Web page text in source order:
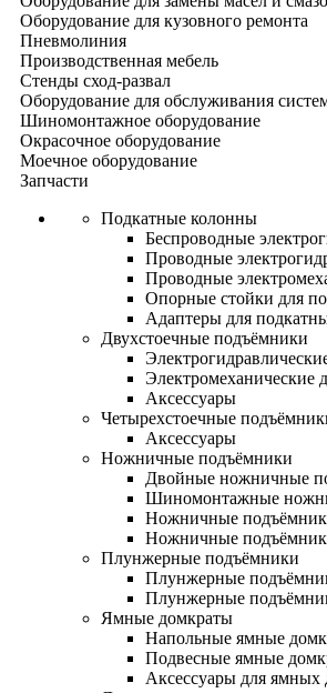
Оборудование для кузовного ремонта
Пневмолиния
Производственная мебель
Стенды сход-развал
Оборудование для обслуживания
Шиномонтажное оборудование
Окрасочное оборудование
Моечное оборудование
Запчасти
Подкатные колонны
Беспроводные
Проводные
Проводные
Опорные стойки для
Адаптеры для
Двухстоечные подъёмники
Электромеханические
Аксессуары
Четырехстоечные
Аксессуары
Ножничные подъёмники
Двойные ножничные
Шиномонтажные
Ножничные
Ножничные
Плунжерные подъёмники
Плунжерные
Плунжерные
Ямные домкраты
Напольные ямные
Подвесные ямные
Аксессуары для ямных